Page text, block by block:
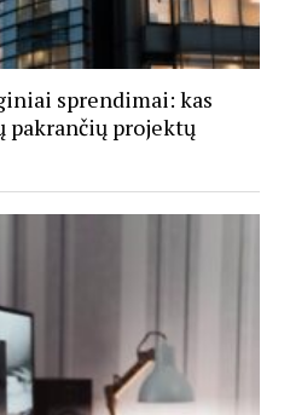
sprendimai: kas
pakrančių projektų